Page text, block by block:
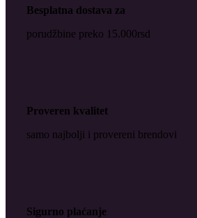
Besplatna dostava za
porudžbine preko 15.000rsd
Proveren kvalitet
samo najbolji i provereni brendovi
Sigurno plaćanje